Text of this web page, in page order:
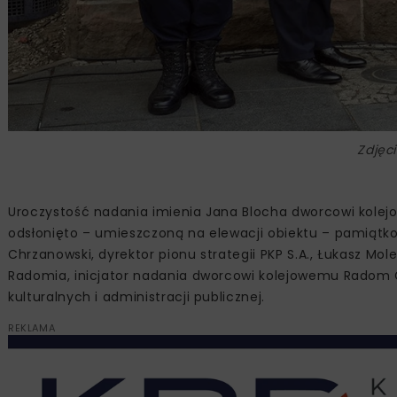
Uroczystość nadania imienia Jana Blocha dworcowi
odsłonięto – umieszczoną na elewacji obiektu –
Chrzanowski, dyrektor pionu strategii PKP S.A., Łukasz
Radomia, inicjator nadania dworcowi kolejowemu
kulturalnych i administracji publicznej.
REKLAMA